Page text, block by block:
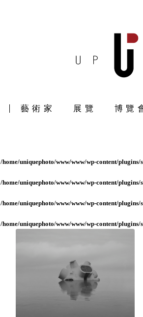
藝術家 展覽 博覽
/home/uniquephoto/www/www/wp-content/
/home/uniquephoto/www/www/wp-content/
/home/uniquephoto/www/www/wp-content/
/home/uniquephoto/www/www/wp-content/